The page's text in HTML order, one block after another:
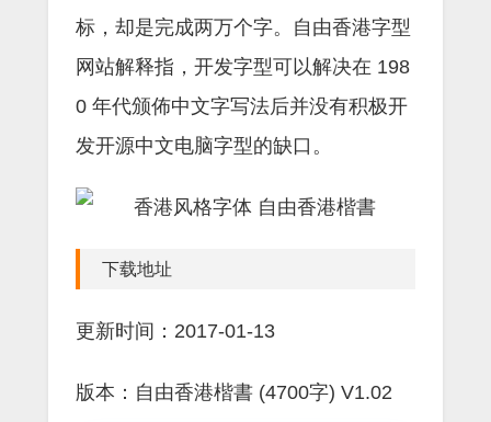
标，却是完成两万个字。自由香港字型
网站解释指，开发字型可以解决在 198
0 年代颁佈中文字写法后并没有积极开
发开源中文电脑字型的缺口。
下载地址
更新时间：2017-01-13
版本：自由香港楷書 (4700字) V1.02